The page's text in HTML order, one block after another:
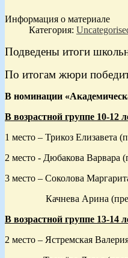
Информация о материале
Категория:
Подведены итоги
По итогам жюри
В номинации
В возрастной группе 10-12
1 место – Трикоз Елизавета
2 место - Дюбакова Варвара
3 место – Соколова
Качнева Арина
В возрастной группе 13-14
2 место – Ястремская